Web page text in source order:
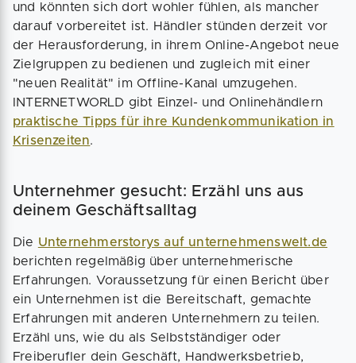
und könnten sich dort wohler fühlen, als mancher
darauf vorbereitet ist. Händler stünden derzeit vor
der Herausforderung, in ihrem Online-Angebot neue
Zielgruppen zu bedienen und zugleich mit einer
"neuen Realität" im Offline-Kanal umzugehen.
INTERNETWORLD gibt Einzel- und Onlinehändlern
praktische Tipps für ihre Kundenkommunikation in
Krisenzeiten.
Unternehmer gesucht: Erzähl uns aus
deinem Geschäftsalltag
Die Unternehmerstorys auf unternehmenswelt.de
berichten regelmäßig über unternehmerische
Erfahrungen. Voraussetzung für einen Bericht über
ein Unternehmen ist die Bereitschaft, gemachte
Erfahrungen mit anderen Unternehmern zu teilen.
Erzähl uns, wie du als Selbstständiger oder
Freiberufler dein Geschäft, Handwerksbetrieb,